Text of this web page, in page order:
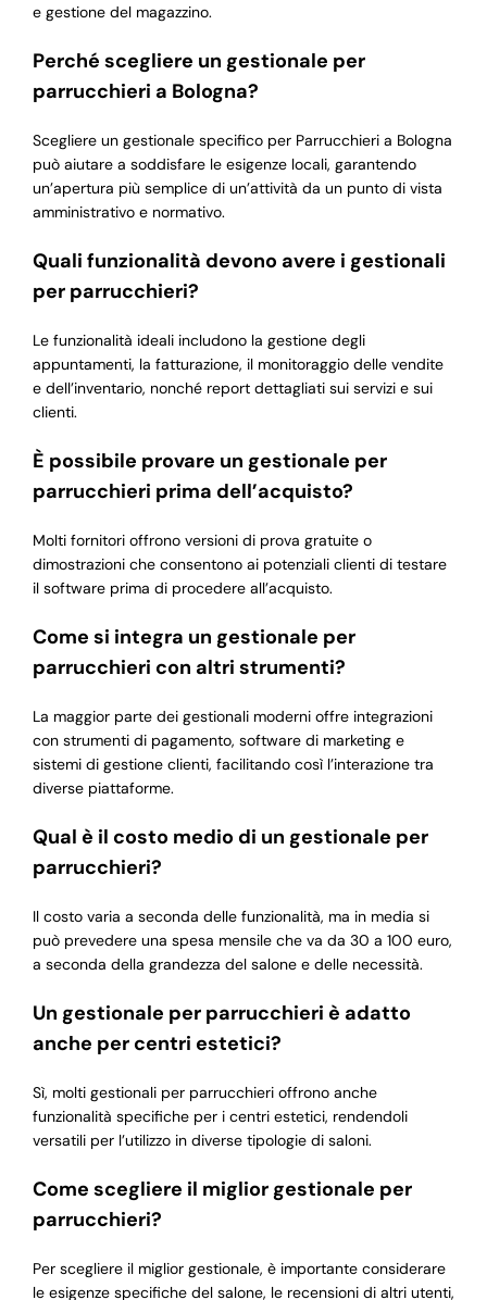
e gestione del magazzino.
Perché scegliere un gestionale per
parrucchieri a Bologna?
Scegliere un gestionale specifico per Parrucchieri a Bologna
può aiutare a soddisfare le esigenze locali, garantendo
un’apertura più semplice di un’attività da un punto di vista
amministrativo e normativo.
Quali funzionalità devono avere i gestionali
per parrucchieri?
Le funzionalità ideali includono la gestione degli
appuntamenti, la fatturazione, il monitoraggio delle vendite
e dell’inventario, nonché report dettagliati sui servizi e sui
clienti.
È possibile provare un gestionale per
parrucchieri prima dell’acquisto?
Molti fornitori offrono versioni di prova gratuite o
dimostrazioni che consentono ai potenziali clienti di testare
il software prima di procedere all’acquisto.
Come si integra un gestionale per
parrucchieri con altri strumenti?
La maggior parte dei gestionali moderni offre integrazioni
con strumenti di pagamento, software di marketing e
sistemi di gestione clienti, facilitando così l’interazione tra
diverse piattaforme.
Qual è il costo medio di un gestionale per
parrucchieri?
Il costo varia a seconda delle funzionalità, ma in media si
può prevedere una spesa mensile che va da 30 a 100 euro,
a seconda della grandezza del salone e delle necessità.
Un gestionale per parrucchieri è adatto
anche per centri estetici?
Sì, molti gestionali per parrucchieri offrono anche
funzionalità specifiche per i centri estetici, rendendoli
versatili per l’utilizzo in diverse tipologie di saloni.
Come scegliere il miglior gestionale per
parrucchieri?
Per scegliere il miglior gestionale, è importante considerare
le esigenze specifiche del salone, le recensioni di altri utenti,